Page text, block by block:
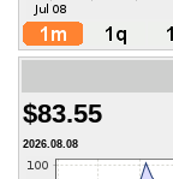
$83.55
2026.08.08